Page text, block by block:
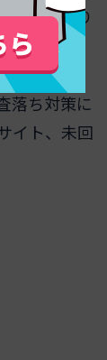
す。つまり
代替の後
を、食
落ち対策に
イト、未回